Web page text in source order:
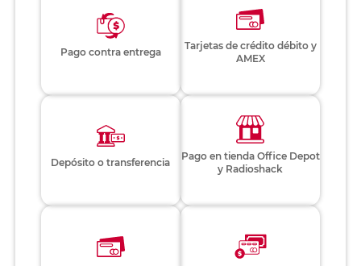
Pago contra entrega
Tarjetas de crédito débito y
AMEX
Depósito o transferencia
Pago en tienda Office Depot
y Radioshack